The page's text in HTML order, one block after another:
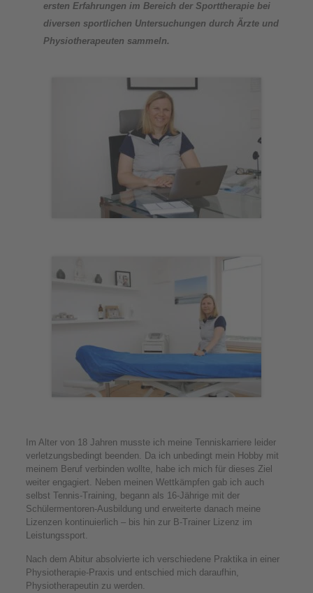
ersten Erfahrungen im Bereich der Sporttherapie bei
diversen sportlichen Untersuchungen durch Ärzte und
Physiotherapeuten sammeln.
Im Alter von 18 Jahren musste ich meine Tenniskarriere leider
verletzungsbedingt beenden. Da ich unbedingt mein Hobby mit
meinem Beruf verbinden wollte, habe ich mich für dieses Ziel
weiter engagiert. Neben meinen Wettkämpfen gab ich auch
selbst Tennis-Training, begann als 16-Jährige mit der
Schülermentoren-Ausbildung und erweiterte danach meine
Lizenzen kontinuierlich – bis hin zur B-Trainer Lizenz im
Leistungssport.
Nach dem Abitur absolvierte ich verschiedene Praktika in einer
Physiotherapie-Praxis und entschied mich daraufhin,
Physiotherapeutin zu werden.